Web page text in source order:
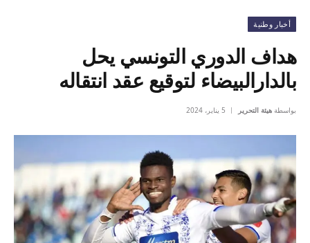
أخبار وطنية
هداف الدوري التونسي يحل
بالدارالبيضاء لتوقيع عقد انتقاله
بواسطة هيئة التحرير 5 يناير، 2024